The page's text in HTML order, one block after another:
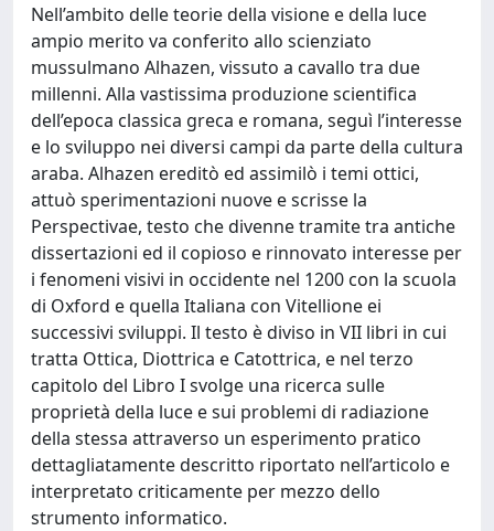
Nell’ambito delle teorie della visione e della luce
ampio merito va conferito allo scienziato
mussulmano Alhazen, vissuto a cavallo tra due
millenni. Alla vastissima produzione scientifica
dell’epoca classica greca e romana, seguì l’interesse
e lo sviluppo nei diversi campi da parte della cultura
araba. Alhazen ereditò ed assimilò i temi ottici,
attuò sperimentazioni nuove e scrisse la
Perspectivae, testo che divenne tramite tra antiche
dissertazioni ed il copioso e rinnovato interesse per
i fenomeni visivi in occidente nel 1200 con la scuola
di Oxford e quella Italiana con Vitellione ei
successivi sviluppi. Il testo è diviso in VII libri in cui
tratta Ottica, Diottrica e Catottrica, e nel terzo
capitolo del Libro I svolge una ricerca sulle
proprietà della luce e sui problemi di radiazione
della stessa attraverso un esperimento pratico
dettagliatamente descritto riportato nell’articolo e
interpretato criticamente per mezzo dello
strumento informatico.